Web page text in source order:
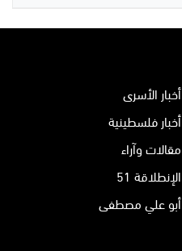
أخبار الأسرى
أخبار فلسطينية
مقالات وآراء
الإنطلاقة 51
أبو علي مصطفى